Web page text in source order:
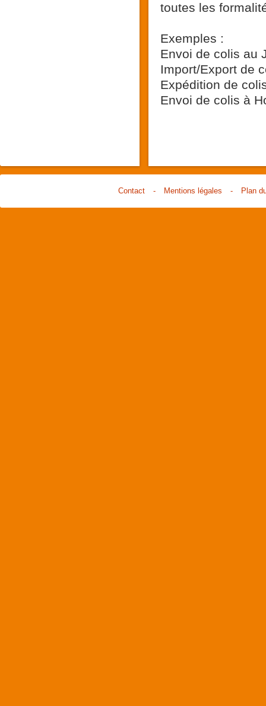
toutes les
Exemples :
Envoi de colis au
Import/Export de
Expédition de
Envoi de colis à
Contact - Mentions légales - Plan